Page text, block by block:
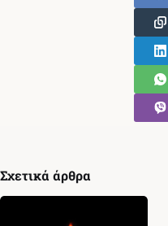
Σχετικά άρθρα